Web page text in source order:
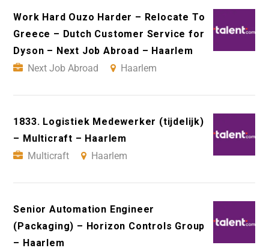
Work Hard Ouzo Harder – Relocate To
Greece – Dutch Customer Service for
Dyson – Next Job Abroad – Haarlem
Next Job Abroad
Haarlem
1833. Logistiek Medewerker (tijdelijk)
– Multicraft – Haarlem
Multicraft
Haarlem
Senior Automation Engineer
(Packaging) – Horizon Controls Group
– Haarlem